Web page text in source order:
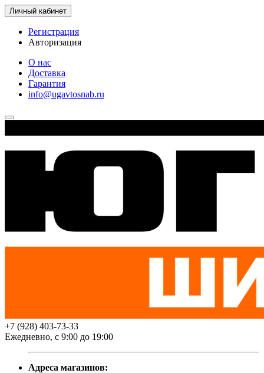
Личный кабинет
Регистрация
Авторизация
О нас
Доставка
Гарантия
info@ugavtosnab.ru
+7 (928) 403-73-33
Ежедневно, с 9:00 до 19:00
Адреса магазинов: